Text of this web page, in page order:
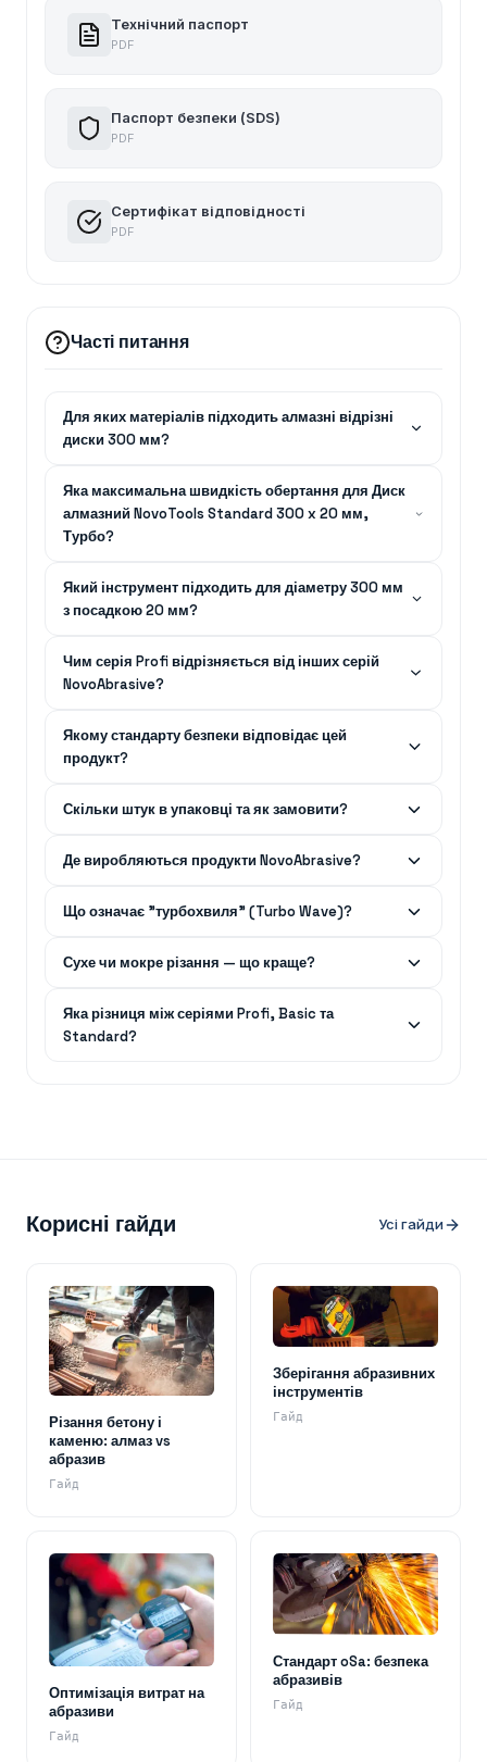
Технічний паспорт
PDF
Паспорт безпеки (SDS)
PDF
Сертифікат відповідності
PDF
Часті питання
Для яких матеріалів підходить алмазні відрізні
диски 300 мм?
Яка максимальна швидкість обертання для Диск
алмазний NovoTools Standard 300 x 20 мм,
Турбо?
Який інструмент підходить для діаметру 300 мм
з посадкою 20 мм?
Чим серія Profi відрізняється від інших серій
NovoAbrasive?
Якому стандарту безпеки відповідає цей
продукт?
Скільки штук в упаковці та як замовити?
Де виробляються продукти NovoAbrasive?
Що означає "турбохвиля" (Turbo Wave)?
Сухе чи мокре різання — що краще?
Яка різниця між серіями Profi, Basic та
Standard?
Корисні гайди Усі гайди
Різання бетону і
каменю: алмаз vs
абразив
Гайд
Зберігання абразивних
інструментів
Гайд
Оптимізація витрат на
абразиви
Гайд
Стандарт oSa: безпека
абразивів
Гайд